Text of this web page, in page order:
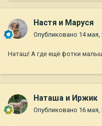
Настя и Маруся
Опубликовано 14 мая,
Наташ! А где ещё фотки
Наташа и Иржик
Опубликовано 16 мая,